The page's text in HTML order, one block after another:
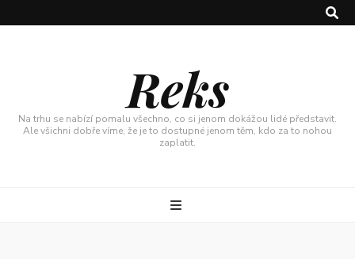
Reks
Na trhu se nabízí pomalu všechno, co si jenom dokážou lidé představit.
Ale všichni dobře víme, že je to dostupné jenom těm, kdo za to nohou
zaplatit.